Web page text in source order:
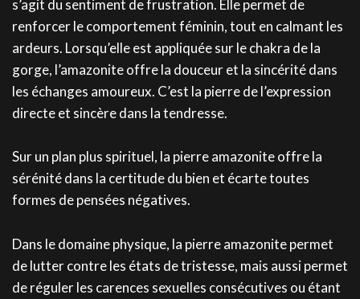
s’agit du sentiment de frustration. Elle permet de
renforcer le comportement féminin, tout en calmant les
ardeurs. Lorsqu’elle est appliquée sur le chakra de la
gorge, l’amazonite offre la douceur et la sincérité dans
les échanges amoureux. C’est la pierre de l’expression
directe et sincère dans la tendresse.
Sur un plan plus spirituel, la pierre amazonite offre la
sérénité dans la certitude du bien et écarte toutes
formes de pensées négatives.
Dans le domaine physique, la pierre amazonite permet
de lutter contre les états de tristesse, mais aussi permet
de réguler les carences sexuelles consécutives ou étant